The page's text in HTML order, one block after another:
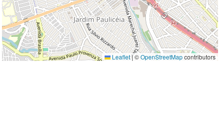
Leaflet|©OpenStreetMapcontributors